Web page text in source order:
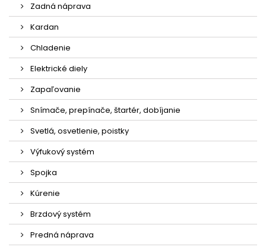
Zadná náprava
Kardan
Chladenie
Elektrické diely
Zapaľovanie
Snímače, prepínače, štartér, dobíjanie
Svetlá, osvetlenie, poistky
Výfukový systém
Spojka
Kúrenie
Brzdový systém
Predná náprava